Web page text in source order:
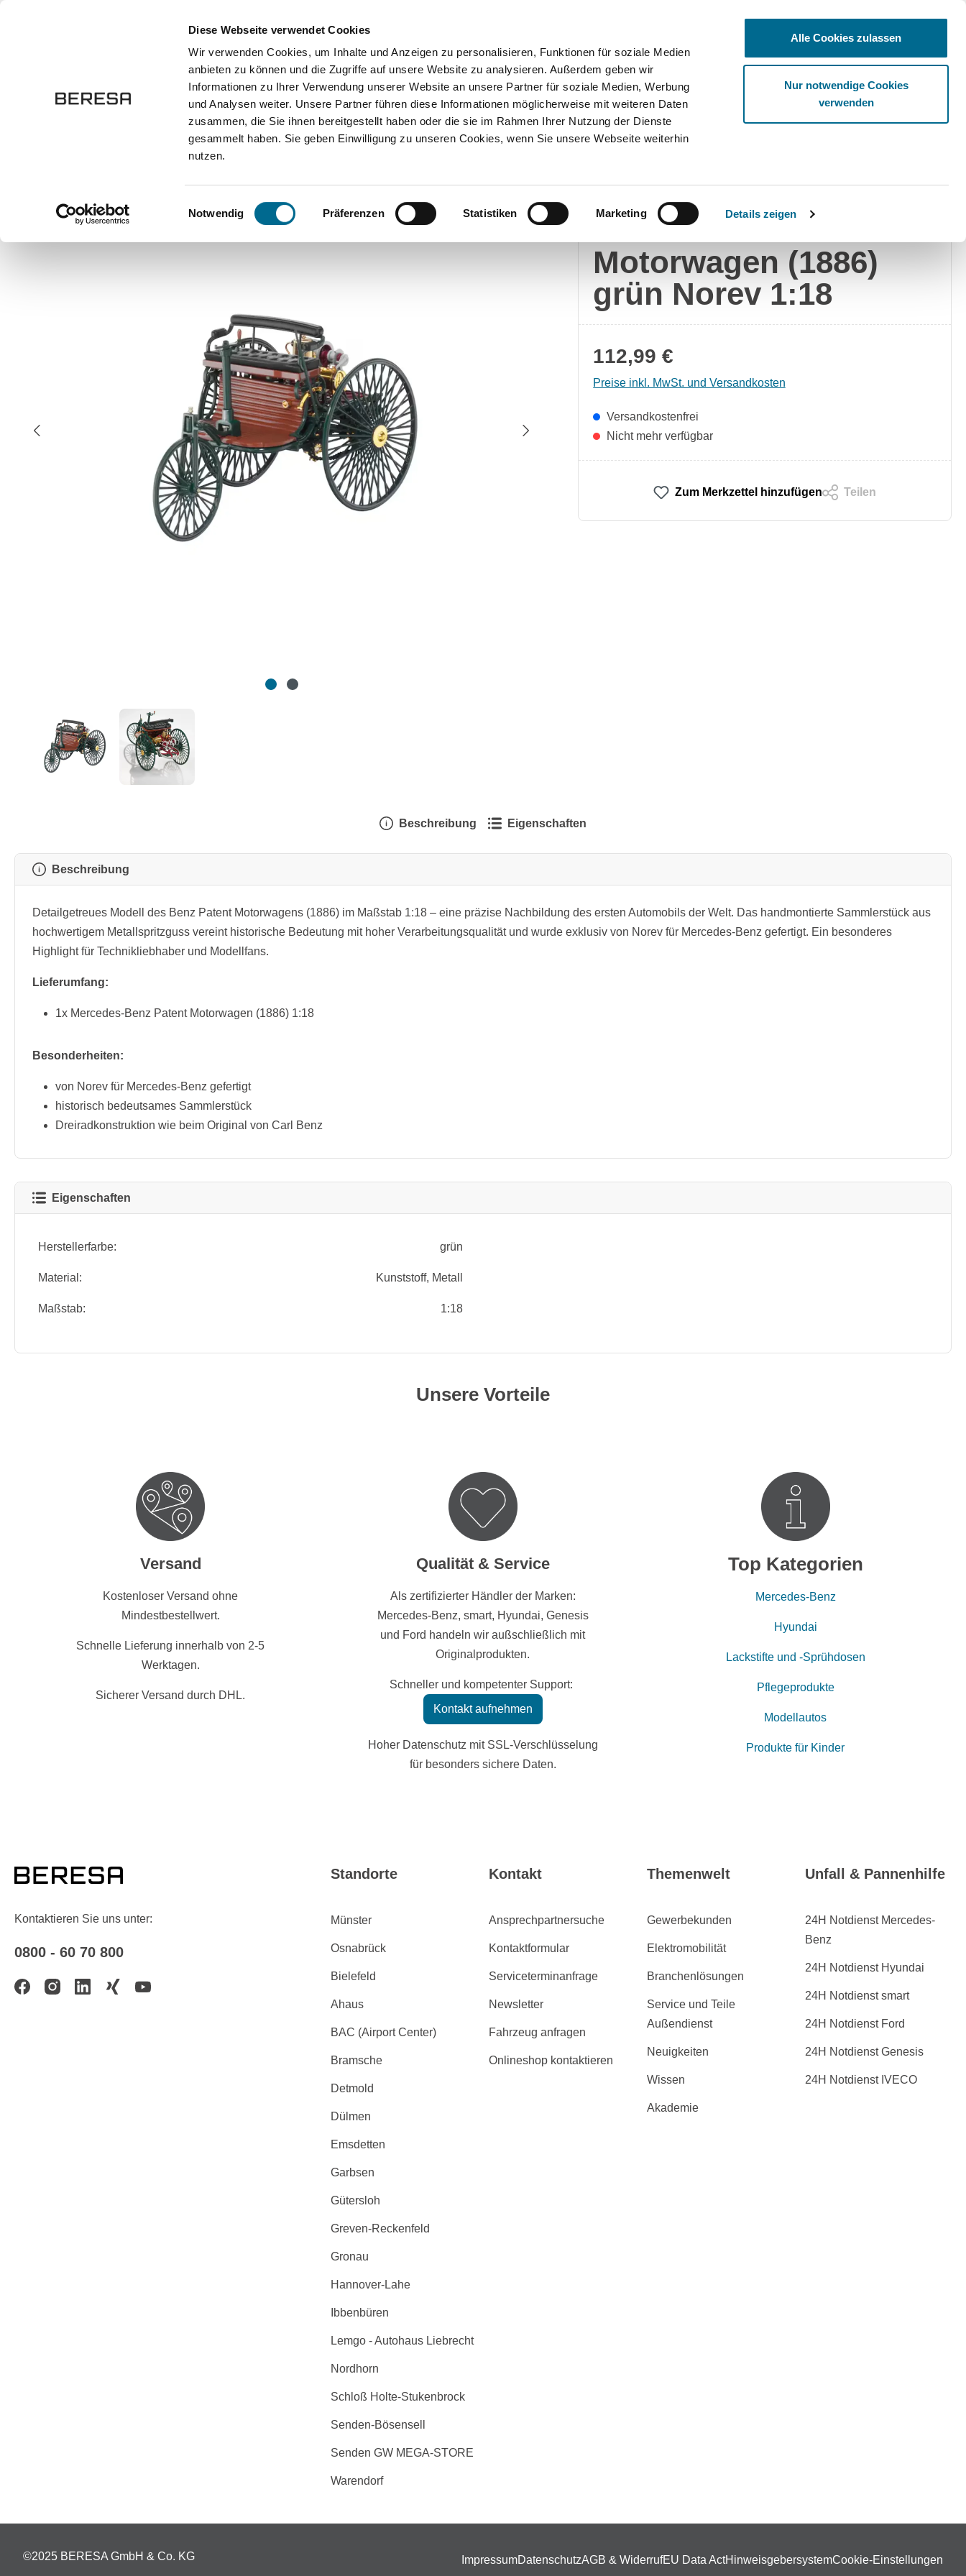
Diese Webseite verwendet Cookies
Wir verwenden Cookies, um Inhalte und Anzeigen zu personalisieren, Funktionen für soziale Medien
anbieten zu können und die Zugriffe auf unsere Website zu analysieren. Außerdem geben wir
Informationen zu Ihrer Verwendung unserer Website an unsere Partner für soziale Medien, Werbung
und Analysen weiter. Unsere Partner führen diese Informationen möglicherweise mit weiteren Daten
zusammen, die Sie ihnen bereitgestellt haben oder die sie im Rahmen Ihrer Nutzung der Dienste
gesammelt haben. Sie geben Einwilligung zu unseren Cookies, wenn Sie unsere Webseite weiterhin
nutzen.
Einwilligungsauswahl
Notwendig Präferenzen Statistiken Marketing Details zeigen
Alle Cookies zulassen
Nur notwendige Cookies
verwenden
Onlineshop
Maßstab 1:18
Norev
Mercedes-Benz Patent
Motorwagen (1886)
grün Norev 1:18
112,99 €
Preise inkl. MwSt. und Versandkosten
Versandkostenfrei
Nicht mehr verfügbar
Zum Merkzettel hinzufügen Teilen
Beschreibung Eigenschaften
Beschreibung
Detailgetreues Modell des Benz Patent Motorwagens (1886) im Maßstab 1:18 – eine präzise Nachbildung des ersten Automobils der Welt. Das handmontierte Sammlerstück aus
hochwertigem Metallspritzguss vereint historische Bedeutung mit hoher Verarbeitungsqualität und wurde exklusiv von Norev für Mercedes-Benz gefertigt. Ein besonderes
Highlight für Technikliebhaber und Modellfans.
Lieferumfang:
1x Mercedes-Benz Patent Motorwagen (1886) 1:18
Besonderheiten:
von Norev für Mercedes-Benz gefertigt
historisch bedeutsames Sammlerstück
Dreiradkonstruktion wie beim Original von Carl Benz
Eigenschaften
Herstellerfarbe: grün
Material: Kunststoff, Metall
Maßstab: 1:18
Unsere Vorteile
Versand
Kostenloser Versand ohne
Mindestbestellwert.
Schnelle Lieferung innerhalb von 2-5
Werktagen.
Sicherer Versand durch DHL.
Qualität & Service
Als zertifizierter Händler der Marken:
Mercedes-Benz, smart, Hyundai, Genesis
und Ford handeln wir außschließlich mit
Originalprodukten.
Schneller und kompetenter Support:
Kontakt aufnehmen
Hoher Datenschutz mit SSL-Verschlüsselung
für besonders sichere Daten.
Top Kategorien
Mercedes-Benz
Hyundai
Lackstifte und -Sprühdosen
Pflegeprodukte
Modellautos
Produkte für Kinder
Kontaktieren Sie uns unter:
0800 - 60 70 800
Standorte
Münster
Osnabrück
Bielefeld
Ahaus
BAC (Airport Center)
Bramsche
Detmold
Dülmen
Emsdetten
Garbsen
Gütersloh
Greven-Reckenfeld
Gronau
Hannover-Lahe
Ibbenbüren
Lemgo - Autohaus Liebrecht
Nordhorn
Schloß Holte-Stukenbrock
Senden-Bösensell
Senden GW MEGA-STORE
Warendorf
Kontakt
Ansprechpartnersuche
Kontaktformular
Serviceterminanfrage
Newsletter
Fahrzeug anfragen
Onlineshop kontaktieren
Themenwelt
Gewerbekunden
Elektromobilität
Branchenlösungen
Service und Teile
Außendienst
Neuigkeiten
Wissen
Akademie
Unfall & Pannenhilfe
24H Notdienst Mercedes-
Benz
24H Notdienst Hyundai
24H Notdienst smart
24H Notdienst Ford
24H Notdienst Genesis
24H Notdienst IVECO
©2025 BERESA GmbH & Co. KG ImpressumDatenschutzAGB & WiderrufEU Data ActHinweisgebersystemCookie-Einstellungen